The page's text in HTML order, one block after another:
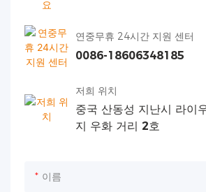
연중무휴 24시간 지원 센터
0086-18606348185
저희 위치
중국 산동성 지난시 라이
지 우화 거리 2호
이름